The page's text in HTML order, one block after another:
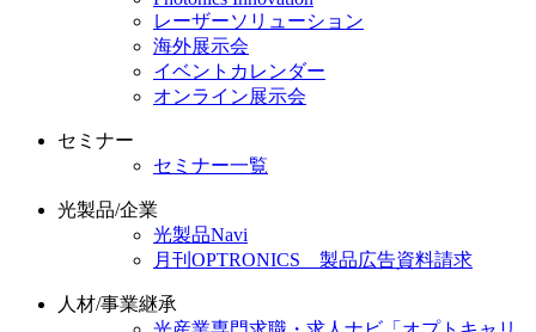
レーザーソリューション
海外展示会
イベントカレンダー
オンライン展示会
セミナー
セミナー一覧
光製品/企業
光製品Navi
月刊OPTRONICS 製品広告資料請求
人材/事業継承